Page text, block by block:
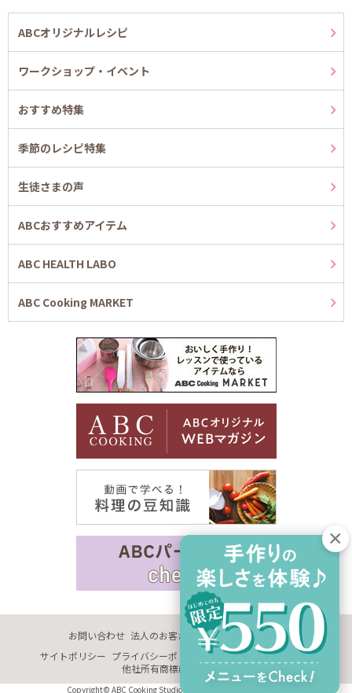
ABCオリジナルレシピ
ワークショップ・イベント
おすすめ特集
季節のレシピ特集
生徒さまの声
ABCおすすめアイテム
ABC HEALTH LABO
ABC Cooking MARKET
お問い合わせ 法人のお客さま 企業情報
採用情報
サイトポリシー プライバシーポリシー サイトマップ 推奨環境
他社所有商標に関する表示
Copyright© ABC Cooking Studio Co., Ltd. All Rights Reserved.